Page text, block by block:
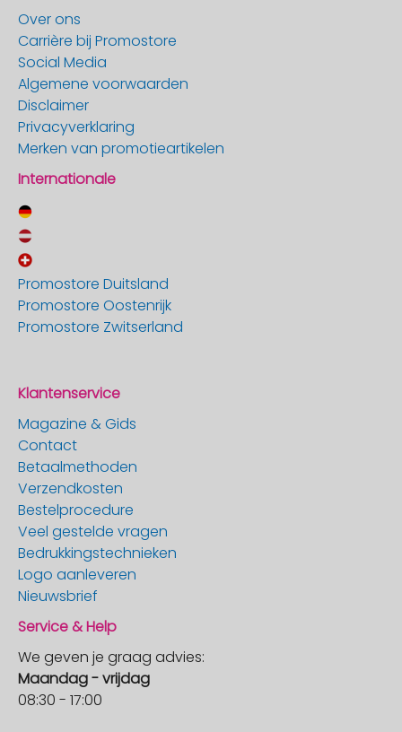
Over ons
Carrière bij Promostore
Social Media
Algemene voorwaarden
Disclaimer
Privacyverklaring
Merken van promotieartikelen
Internationale
Promostore Duitsland
Promostore Oostenrijk
Promostore Zwitserland
Klantenservice
Magazine & Gids
Contact
Betaalmethoden
Verzendkosten
Bestelprocedure
Veel gestelde vragen
Bedrukkingstechnieken
Logo aanleveren
Nieuwsbrief
Service & Help
We geven je graag advies:
Maandag - vrijdag
08:30 - 17:00